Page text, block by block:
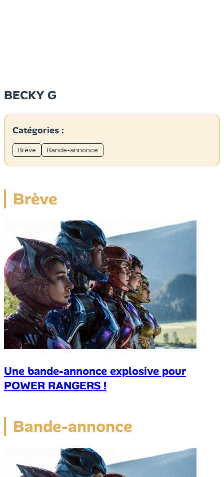
BECKY G
Catégories :
Brève Bande-annonce
Brève
Une bande-annonce explosive pour
POWER RANGERS !
Bande-annonce